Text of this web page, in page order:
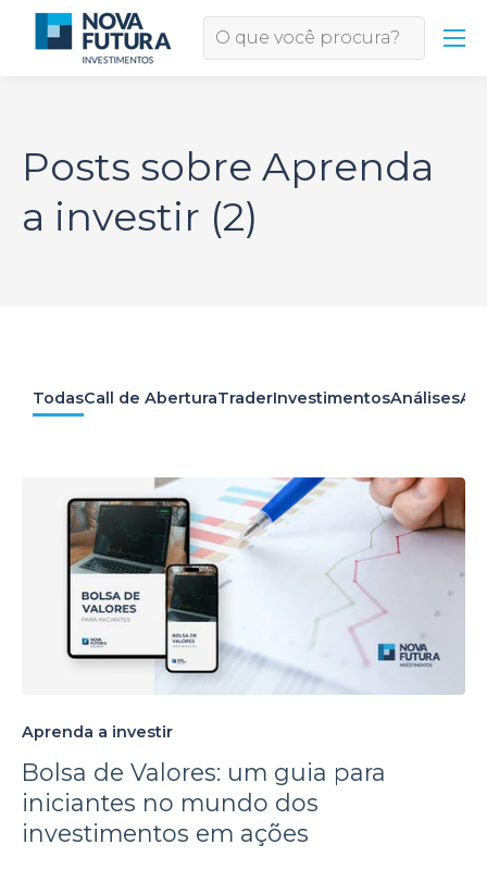
Posts sobre Aprenda
a investir (2)
TodasCall de AberturaTraderInvestimentosAnálises
Aprenda a investir
Bolsa de Valores: um guia para
iniciantes no mundo dos
investimentos em ações